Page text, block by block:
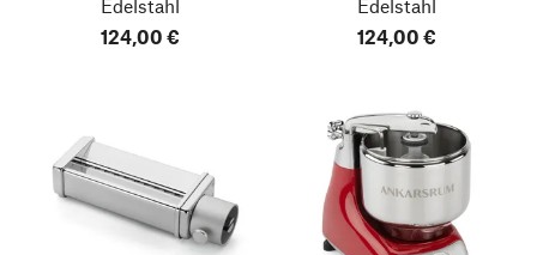
Edelstahl
124,00 €
Edelstahl
124,00 €